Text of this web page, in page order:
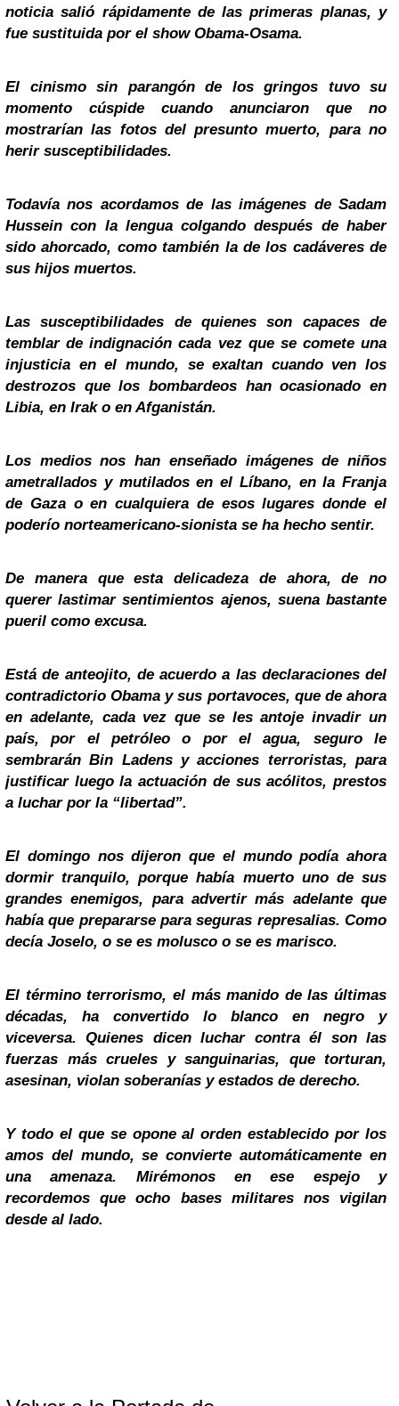
noticia salió rápidamente de las primeras planas, y
fue sustituida por el show Obama-Osama.
El cinismo sin parangón de los gringos tuvo su
momento cúspide cuando anunciaron que no
mostrarían las fotos del presunto muerto, para no
herir susceptibilidades.
Todavía nos acordamos de las imágenes de Sadam
Hussein con la lengua colgando después de haber
sido ahorcado, como también la de los cadáveres de
sus hijos muertos.
Las susceptibilidades de quienes son capaces de
temblar de indignación cada vez que se comete una
injusticia en el mundo, se exaltan cuando ven los
destrozos que los bombardeos han ocasionado en
Libia, en Irako en Afganistán.
Los medios nos han enseñado imágenes de niños
ametrallados y mutilados en el Líbano, en la Franja
de Gazao en cualquiera de esos lugares donde el
poderío norteamericano-sionista se ha hecho sentir.
De manera que esta delicadeza de ahora, de no
querer lastimar sentimientos ajenos, suena bastante
pueril como excusa.
Está de anteojito, de acuerdo a las declaraciones del
contradictorio Obama y sus portavoces, que de ahora
en adelante, cada vez que se les antoje invadir un
país, por el petróleo o por el agua, seguro le
sembrarán Bin Ladens y acciones terroristas, para
justificar luego la actuación de sus acólitos, prestos
a luchar por la “libertad”.
El domingo nos dijeron que el mundo podía ahora
dormir tranquilo, porque había muerto uno de sus
grandes enemigos, para advertir más adelante que
había que prepararse para seguras represalias. Como
decía Joselo, o se es molusco o se es marisco.
El término terrorismo, el más manido de las últimas
décadas, ha convertido lo blanco en negro y
viceversa. Quienes dicen luchar contra él son las
fuerzas más crueles y sanguinarias, que torturan,
asesinan, violan soberanías y estados de derecho.
Y todo el que se opone al orden establecido por los
amos del mundo, se convierte automáticamente en
una amenaza. Mirémonos en ese espejo y
recordemos que ocho bases militares nos vigilan
desde al lado.